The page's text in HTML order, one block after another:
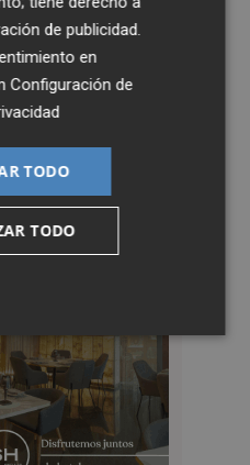
de publicidad
en
Configuración de
TODO
TODO